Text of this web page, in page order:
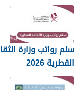
سلم رواتب وزارة
القطرية 2026